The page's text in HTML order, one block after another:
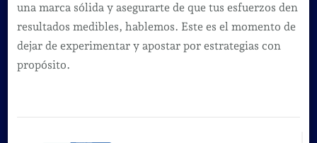
una marca sólida y asegurarte de que tus esfuerzos den
resultados medibles, hablemos. Este es el momento de
dejar de experimentar y apostar por estrategias con
propósito.